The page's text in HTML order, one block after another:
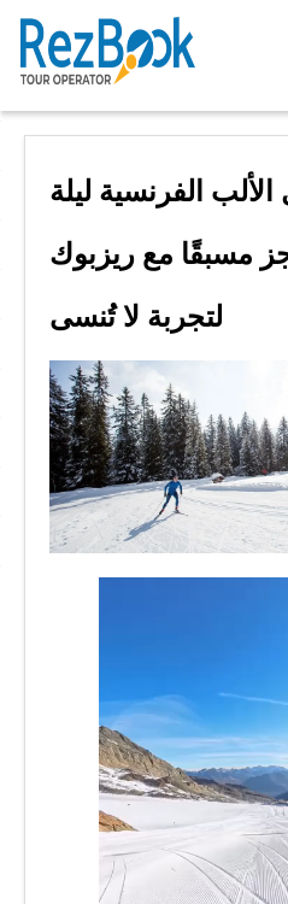
الفرنسية ليلة
مسبقًا مع ريزبوك
لتجربة لا تُنسى